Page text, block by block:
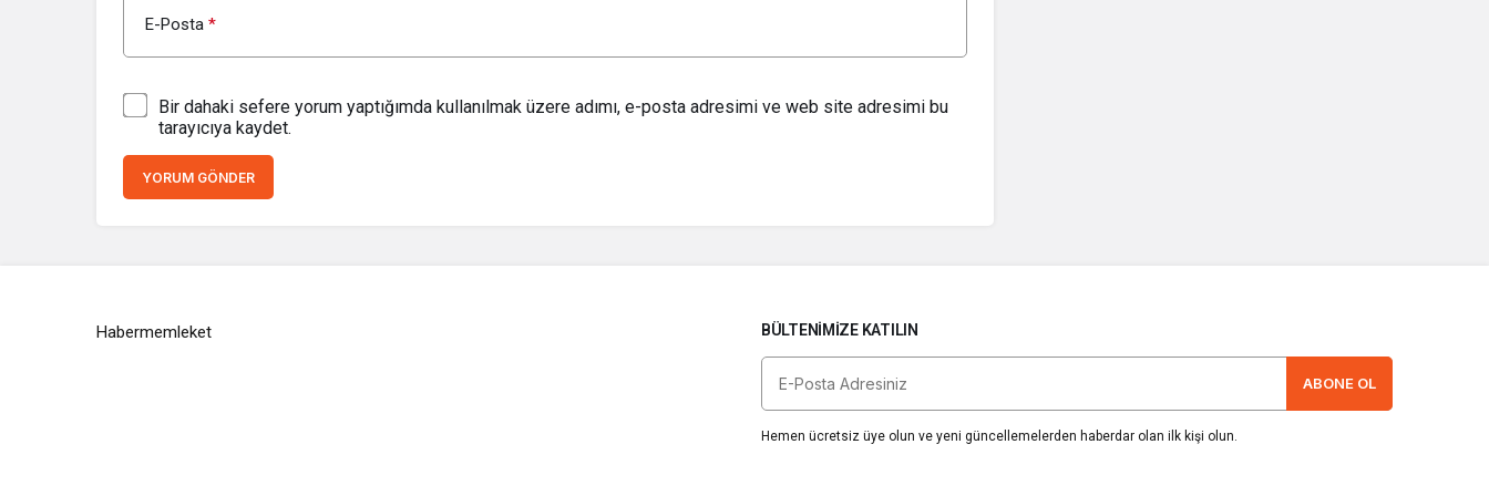
E-Posta *
Bir dahaki sefere yorum yaptığımda kullanılmak üzere adımı, e-posta adresimi ve web site adresimi bu
tarayıcıya kaydet.
YORUM GÖNDER
Habermemleket BÜLTENIMIZE KATILIN
ABONE OL
Hemen ücretsiz üye olun ve yeni güncellemelerden haberdar olan ilk kişi olun.